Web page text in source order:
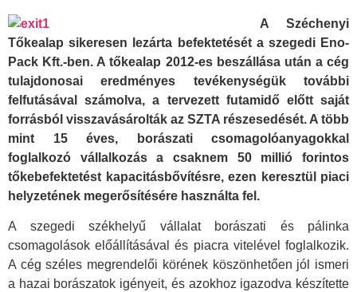
A Széchenyi
Tőkealap sikeresen lezárta befektetését a szegedi Eno-
Pack Kft.-ben. A tőkealap 2012-es beszállása után a cég
tulajdonosai eredményes tevékenységük további
felfutásával számolva, a tervezett futamidő előtt saját
forrásból visszavásárolták az SZTA részesedését. A több
mint 15 éves, borászati csomagolóanyagokkal
foglalkozó vállalkozás a csaknem 50 millió forintos
tőkebefektetést kapacitásbővítésre, ezen keresztül piaci
helyzetének megerősítésére használta fel.
A szegedi székhelyű vállalat borászati és pálinka
csomagolások előállításával és piacra vitelével foglalkozik.
A cég széles megrendelői körének köszönhetően jól ismeri
a hazai borászatok igényeit, és azokhoz igazodva készítette